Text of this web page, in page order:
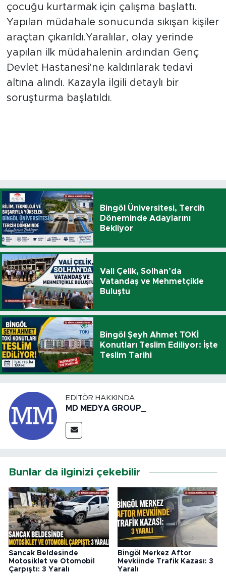
çocuğu kurtarmak için çalışma başlattı.
Yapılan müdahale sonucunda sıkışan kişiler
araçtan çıkarıldı.Yaralılar, olay yerinde
yapılan ilk müdahalenin ardından Genç
Devlet Hastanesi'ne kaldırılarak tedavi
altına alındı. Kazayla ilgili detaylı bir
soruşturma başlatıldı.
Bingöl Üniversitesi, Tercih
Döneminde Adaylarını
Bekliyor
Vali Çelik, Solhan’da
Vatandaş ve Mehmetçikle
Buluştu
Bingöl Şeyh Ahmet TOKİ
Konutları Teslim Ediliyor: İşte
Teslim Tarihi
EDITÖR HAKKINDA
MD MEDYA GROUP_
Bunlar da ilginizi çekebilir
Sancak Beldesinde
Motosiklet ve Otomobil
Çarpıştı: 3 Yaralı
Bingöl Merkez Aftor
Mevkiinde Trafik Kazası: 3
Yaralı